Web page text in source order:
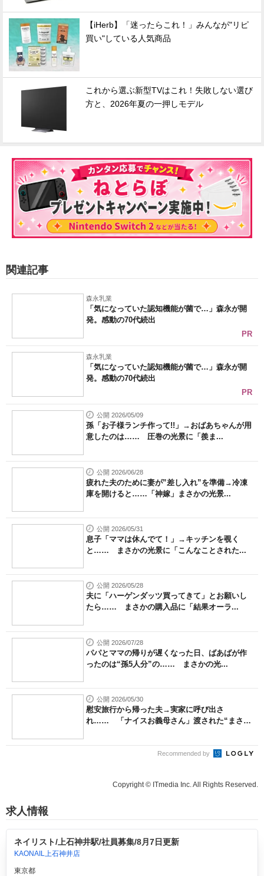
【iHerb】「迷ったらこれ！」みんなが"リピ
買い"している人気商品
これから選ぶ新型TVはこれ！失敗しない選び
方と、2026年夏の一押しモデル
関連記事
森永乳業
「気になっていた認知機能が菌で…」森永が開
発。感動の70代続出
PR
森永乳業
「気になっていた認知機能が菌で…」森永が開
発。感動の70代続出
PR
公開 2026/05/09
孫「お子様ランチ作って!!」→おばあちゃんが用
意したのは…… 圧巻の光景に「羨ま...
公開 2026/06/28
疲れた夫のために妻が”差し入れ”を準備→冷凍
庫を開けると……「神嫁」まさかの光景...
公開 2026/05/31
息子「ママは休んでて！」→キッチンを覗く
と…… まさかの光景に「こんなことされた...
公開 2026/05/28
夫に「ハーゲンダッツ買ってきて」とお願いし
たら…… まさかの購入品に「結果オーラ...
公開 2026/07/28
パパとママの帰りが遅くなった日、ばあばが作
ったのは“孫5人分”の…… まさかの光...
公開 2026/05/30
慰安旅行から帰った夫→実家に呼び出さ
れ…… 「ナイスお義母さん」渡された“まさ
Recommended by
Copyright © ITmedia Inc. All Rights Reserved.
求人情報
ネイリスト/上石神井駅/社員募集/8月7日更新
KAONAIL上石神井店
東京都